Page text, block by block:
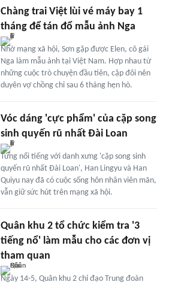
Chàng trai Việt lùi vé máy bay 1
tháng để tán đổ mẫu ảnh Nga
Nhờ mạng xã hội, Sơn gặp được Elen, cô gái
Nga làm mẫu ảnh tại Việt Nam. Hợp nhau từ
những cuộc trò chuyện đầu tiên, cặp đôi nên
duyên vợ chồng chỉ sau 6 tháng hẹn hò.
Vóc dáng 'cực phẩm' của cặp song
sinh quyến rũ nhất Đài Loan
Từng nổi tiếng với danh xưng 'cặp song sinh
quyến rũ nhất Đài Loan', Han Lingyu và Han
Quiyu nay đã có cuộc sống hôn nhân viên mãn,
vẫn giữ sức hút trên mạng xã hội.
Quân khu 2 tổ chức kiểm tra '3
tiếng nổ' làm mẫu cho các đơn vị
tham quan
Ngày 14-5, Quân khu 2 chỉ đạo Trung đoàn